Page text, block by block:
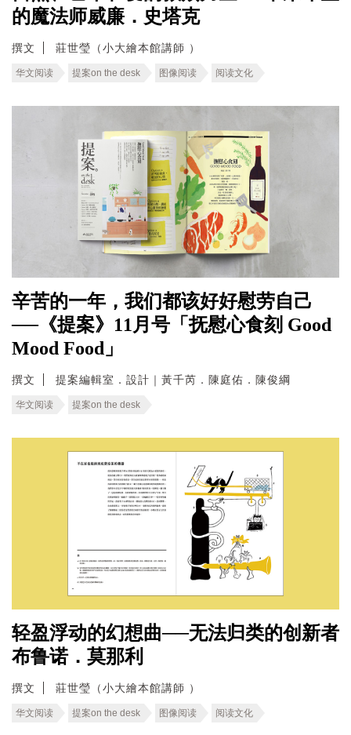
的魔法师威廉．史塔克
撰文 莊世瑩（小大繪本館講師 ）
华文阅读 提案on the desk 图像阅读 阅读文化
辛苦的一年，我们都该好好慰劳自己
──《提案》11月号「抚慰心食刻 Good
Mood Food」
撰文 提案編輯室．設計｜黃千芮．陳庭佑．陳俊綱
华文阅读 提案on the desk
轻盈浮动的幻想曲──无法归类的创新者
布鲁诺．莫那利
撰文 莊世瑩（小大繪本館講師 ）
华文阅读 提案on the desk 图像阅读 阅读文化